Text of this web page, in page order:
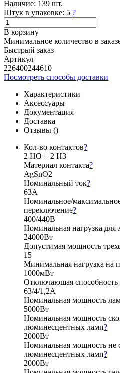
Наличие: 139 шт.
Штук в упаковке: 5 ?
В корзину
Минимальное количество в
Быстрый заказ
Артикул
226400244610
Посмотреть способы доставки
Характеристики
Аксессуары
Документация
Доставка
Отзывы ()
Кол-во контактов?
2 НО + 2 НЗ
Материал контакта?
AgSnO2
Номинальный ток?
63А
Номинальное/
переключение?
400/440В
Номинальная нагрузка для
24000Вт
Допустимая мощность
15
Минимальная нагрузка на
1000мВт
Отключающая способность
63/4/1,2А
Номинальная мощность
5000Вт
Номинальная мощность
люминесцентных ламп?
2000Вт
Номинальная мощность не
люминесцентных ламп?
2000Вт